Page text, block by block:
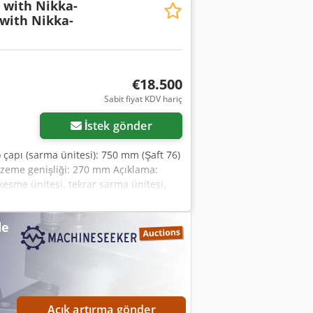
with Nikka-
with Nikka-
€18.500
Sabit fiyat KDV hariç
İstek gönder
(sarma ünitesi): 750 mm (Şaft 76)
genişliği: 270 mm Açıklama:
ünitesi, tekrar sarma ünitesi,
Nikka Research Deutschland
yalnızca aralıklı olarak
üretici, yeni bir kamera sistemi
76 mm 1 adet Şaftlı tekrar sarma
sarma ünitesi 100 mm 10 adet
Açık artırma gönder